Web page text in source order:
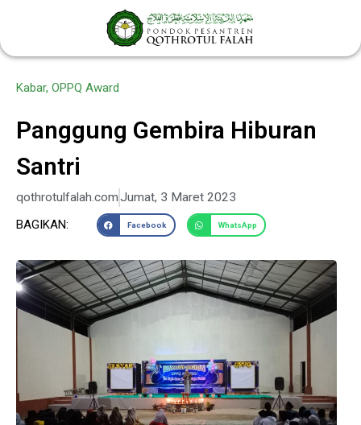
konten
Kabar, OPPQ Award
Panggung Gembira Hiburan
Santri
qothrotulfalah.comJumat, 3 Maret 2023
BAGIKAN:
Facebook WhatsApp